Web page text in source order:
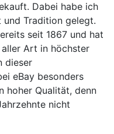
Dabei habe ich
Tradition gelegt.
seit 1867 und hat
Art in höchster
dieser
eBay besonders
hoher Qualität, denn
nicht